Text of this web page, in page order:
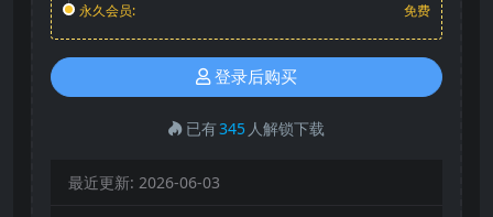
永久会员:
免费
登录后购买
已有345 人解锁下载
最近更新: 2026-06-03